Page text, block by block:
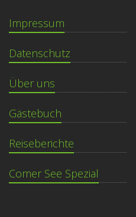
Impressum
Datenschutz
Über uns
Gästebuch
Reiseberichte
Comer See Spezial